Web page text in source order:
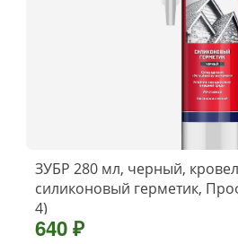
ЗУБР 280 мл, черный,
силиконовый герметик,
4)
640 ₽